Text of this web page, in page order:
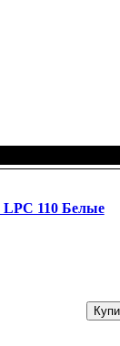
110 Белые